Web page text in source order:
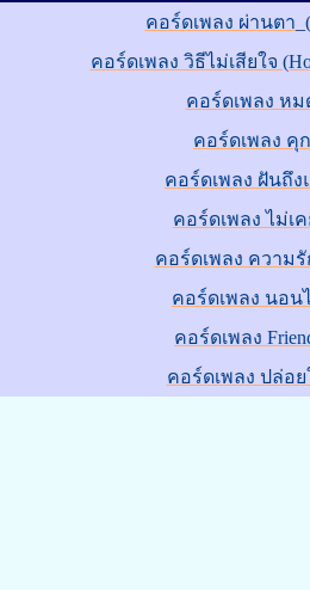
คอร์ดเพลง ผ่านตา
คอร์ดเพลง วิธีไม่เสียใจ
คอร์ดเพลง หม
คอร์ดเพลง คุ
คอร์ดเพลง ฝันถึง
คอร์ดเพลง ไม่เ
คอร์ดเพลง ความ
คอร์ดเพลง นอน
คอร์ดเพลง
คอร์ดเพลง ปล่อย